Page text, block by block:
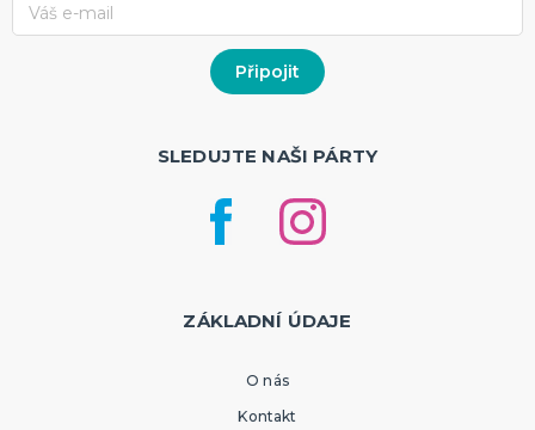
SLEDUJTE NAŠI PÁRTY
ZÁKLADNÍ ÚDAJE
O nás
Kontakt